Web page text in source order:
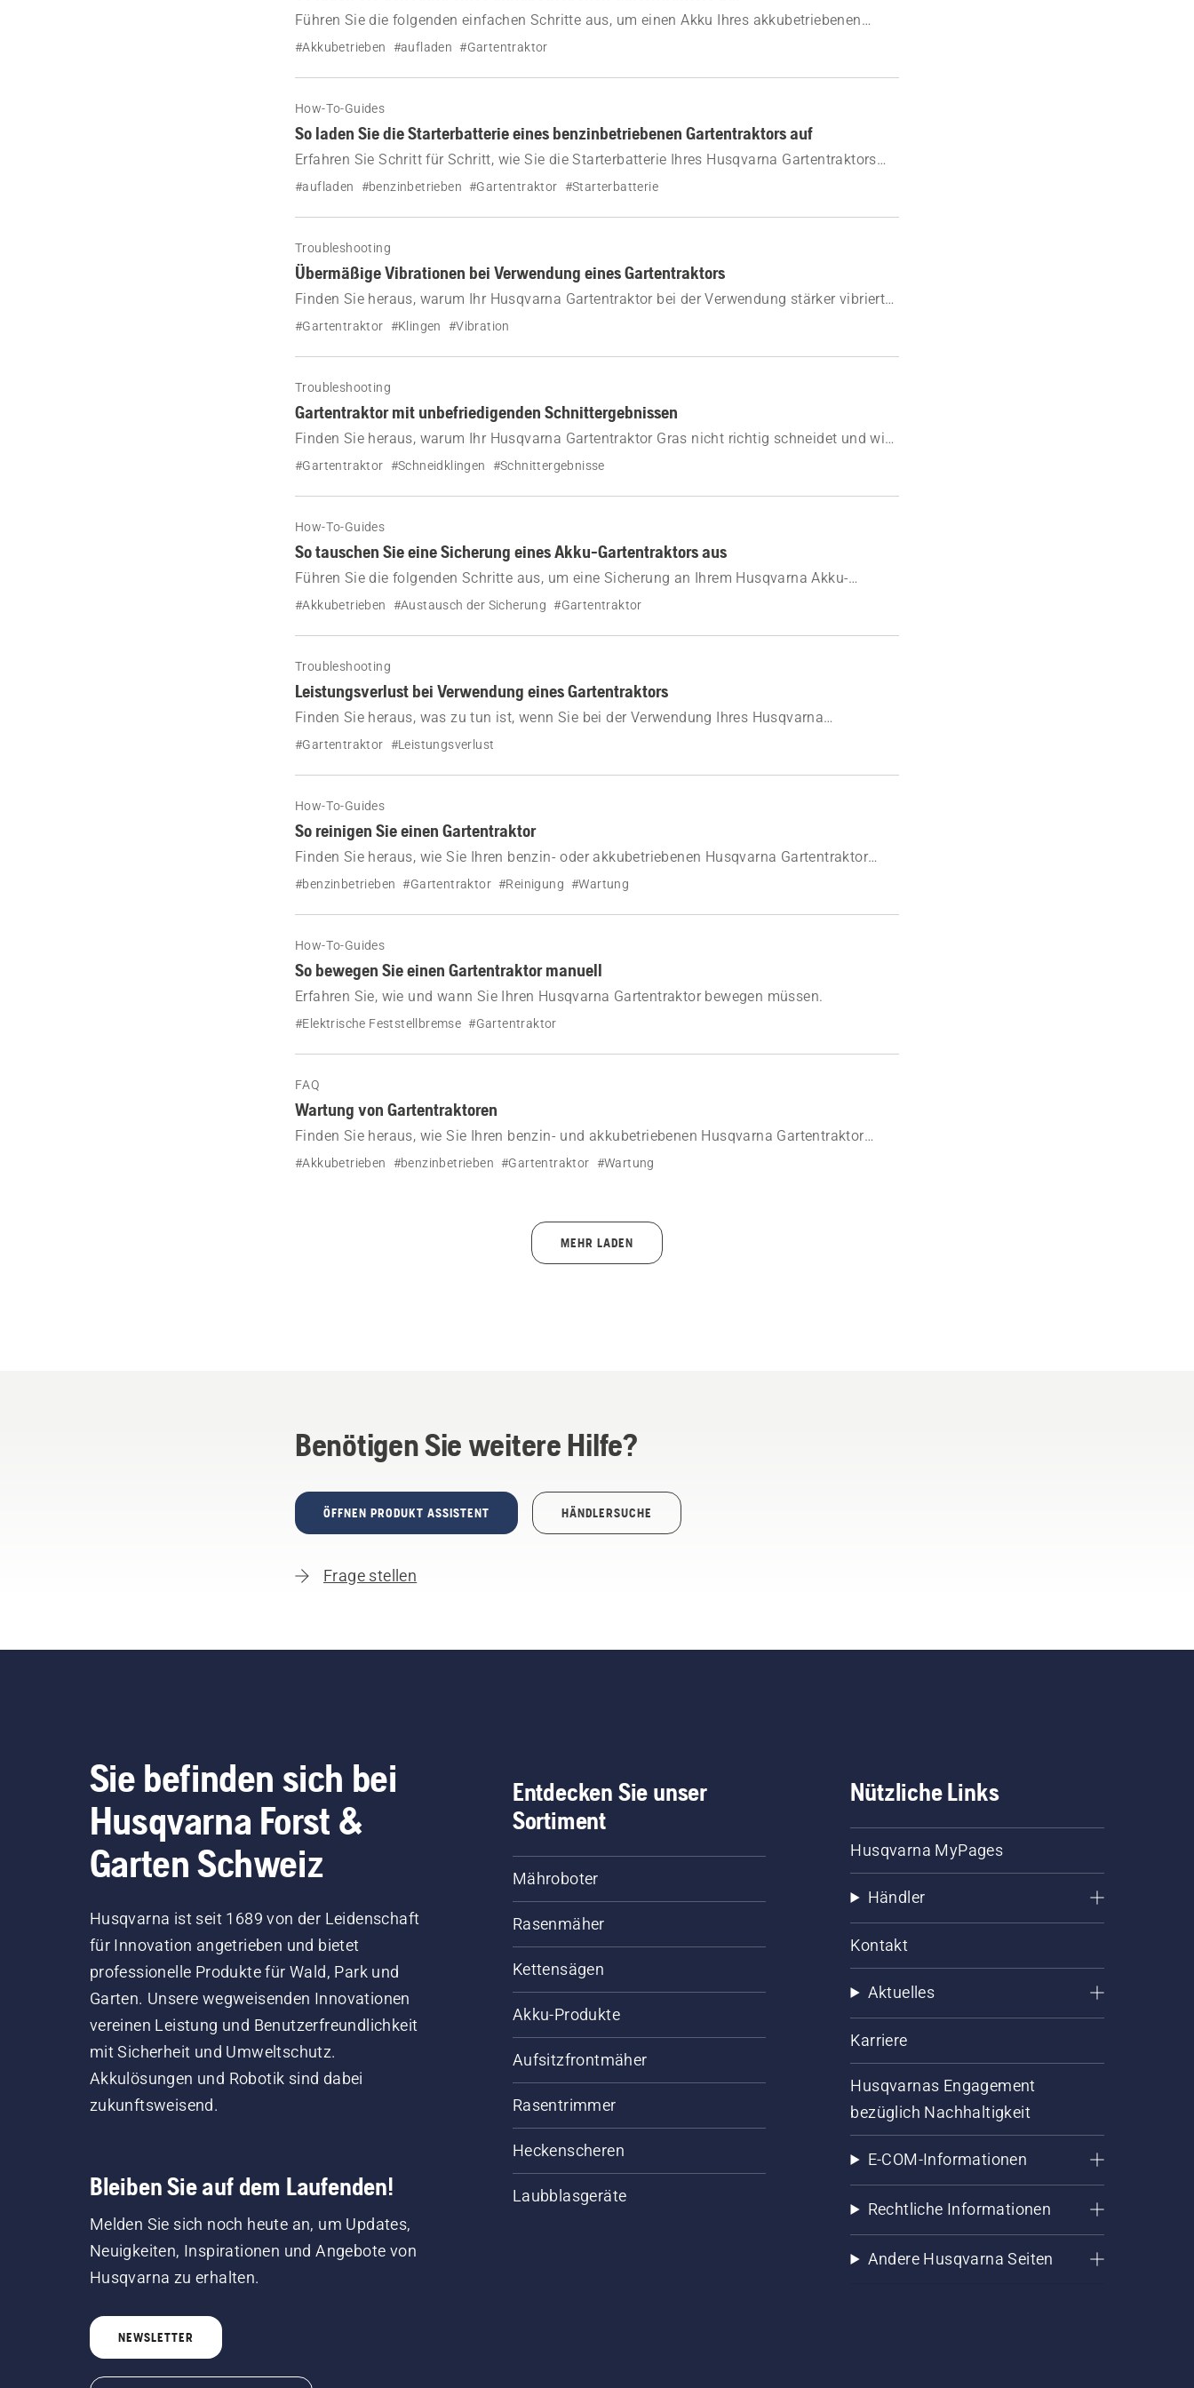
Führen Sie die folgenden einfachen Schritte aus, um einen Akku Ihres akkubetriebenen
Husqvarna Gartentraktors zu laden.
#Akkubetrieben #aufladen #Gartentraktor
How-To-Guides
So laden Sie die Starterbatterie eines benzinbetriebenen Gartentraktors auf
Erfahren Sie Schritt für Schritt, wie Sie die Starterbatterie Ihres Husqvarna Gartentraktors
sicher und effizient laden können.
#aufladen #benzinbetrieben #Gartentraktor #Starterbatterie
Troubleshooting
Übermäßige Vibrationen bei Verwendung eines Gartentraktors
Finden Sie heraus, warum Ihr Husqvarna Gartentraktor bei der Verwendung stärker vibriert
als sonst und wie Sie dieses Problem lösen können.
#Gartentraktor #Klingen #Vibration
Troubleshooting
Gartentraktor mit unbefriedigenden Schnittergebnissen
Finden Sie heraus, warum Ihr Husqvarna Gartentraktor Gras nicht richtig schneidet und wie
Sie dies beheben können.
#Gartentraktor #Schneidklingen #Schnittergebnisse
How-To-Guides
So tauschen Sie eine Sicherung eines Akku-Gartentraktors aus
Führen Sie die folgenden Schritte aus, um eine Sicherung an Ihrem Husqvarna Akku-
Gartentraktor auszutauschen.
#Akkubetrieben #Austausch der Sicherung #Gartentraktor
Troubleshooting
Leistungsverlust bei Verwendung eines Gartentraktors
Finden Sie heraus, was zu tun ist, wenn Sie bei der Verwendung Ihres Husqvarna
Gartentraktors einen Leistungsverlust erleben.
#Gartentraktor #Leistungsverlust
How-To-Guides
So reinigen Sie einen Gartentraktor
Finden Sie heraus, wie Sie Ihren benzin- oder akkubetriebenen Husqvarna Gartentraktor
reinigen.
#benzinbetrieben #Gartentraktor #Reinigung #Wartung
How-To-Guides
So bewegen Sie einen Gartentraktor manuell
Erfahren Sie, wie und wann Sie Ihren Husqvarna Gartentraktor bewegen müssen.
#Elektrische Feststellbremse #Gartentraktor
FAQ
Wartung von Gartentraktoren
Finden Sie heraus, wie Sie Ihren benzin- und akkubetriebenen Husqvarna Gartentraktor
warten können.
#Akkubetrieben #benzinbetrieben #Gartentraktor #Wartung
MEHR LADEN
Benötigen Sie weitere Hilfe?
ÖFFNEN PRODUKT ASSISTENT HÄNDLERSUCHE
Frage stellen
Sie befinden sich bei
Husqvarna Forst &
Garten Schweiz
Husqvarna ist seit 1689 von der Leidenschaft
für Innovation angetrieben und bietet
professionelle Produkte für Wald, Park und
Garten. Unsere wegweisenden Innovationen
vereinen Leistung und Benutzerfreundlichkeit
mit Sicherheit und Umweltschutz.
Akkulösungen und Robotik sind dabei
zukunftsweisend.
Bleiben Sie auf dem Laufenden!
Melden Sie sich noch heute an, um Updates,
Neuigkeiten, Inspirationen und Angebote von
Husqvarna zu erhalten.
NEWSLETTER
Entdecken Sie unser
Sortiment
Mähroboter
Rasenmäher
Kettensägen
Akku-Produkte
Aufsitzfrontmäher
Rasentrimmer
Heckenscheren
Laubblasgeräte
Nützliche Links
Husqvarna MyPages
Händler
Kontakt
Aktuelles
Karriere
Husqvarnas Engagement
bezüglich Nachhaltigkeit
E-COM-Informationen
Rechtliche Informationen
Andere Husqvarna Seiten